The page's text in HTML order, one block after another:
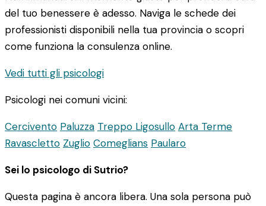
del tuo benessere è adesso. Naviga le schede dei
professionisti disponibili nella tua provincia o scopri
come funziona la consulenza online.
Vedi tutti gli psicologi
Psicologi nei comuni vicini:
Cercivento Paluzza Treppo Ligosullo Arta Terme
Ravascletto Zuglio Comeglians Paularo
Sei lo psicologo di Sutrio?
Questa pagina è ancora libera. Una sola persona può